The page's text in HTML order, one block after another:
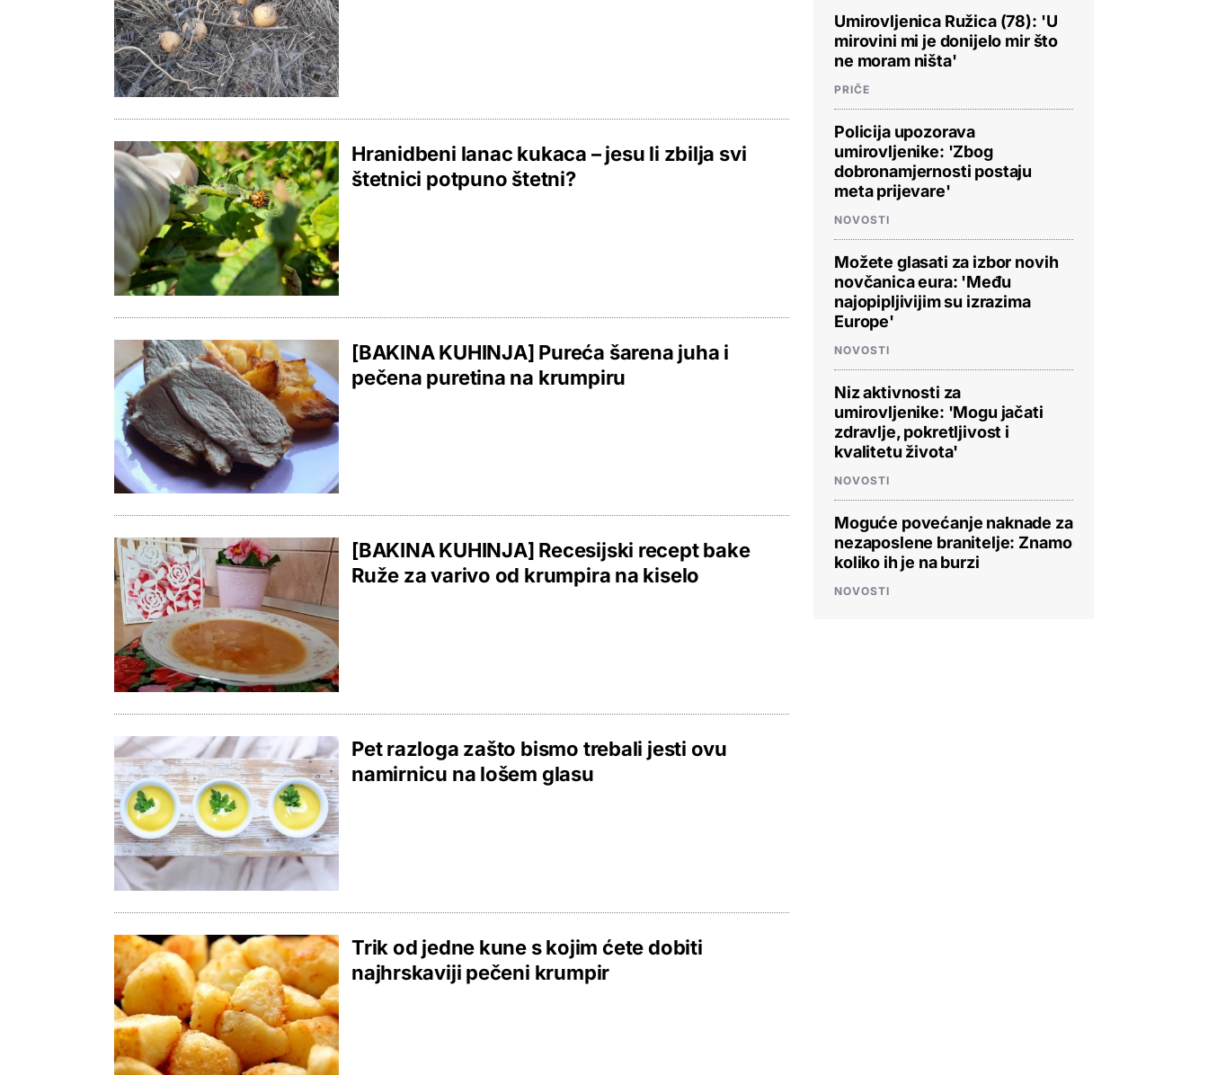
Hranidbeni lanac kukaca – jesu li zbilja svi
štetnici potpuno štetni?
[BAKINA KUHINJA] Pureća šarena juha i
pečena puretina na krumpiru
[BAKINA KUHINJA] Recesijski recept bake
Ruže za varivo od krumpira na kiselo
Pet razloga zašto bismo trebali jesti ovu
namirnicu na lošem glasu
Trik od jedne kune s kojim ćete dobiti
najhrskaviji pečeni krumpir
Umirovljenica Ružica (78): 'U
mirovini mi je donijelo mir što
ne moram ništa'
PRIČE
Policija upozorava
umirovljenike: 'Zbog
dobronamjernosti postaju
meta prijevare'
NOVOSTI
Možete glasati za izbor novih
novčanica eura: 'Među
najopipljivijim su izrazima
Europe'
NOVOSTI
Niz aktivnosti za
umirovljenike: 'Mogu jačati
zdravlje, pokretljivost i
kvalitetu života'
NOVOSTI
Moguće povećanje naknade za
nezaposlene branitelje: Znamo
koliko ih je na burzi
NOVOSTI